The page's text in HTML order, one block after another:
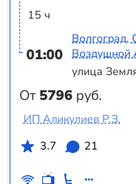
15 ч
01:00
От 5796 руб.
Волгоград,
Воздушной
улица
ИП Аликулиев Р.З.
3.7
21